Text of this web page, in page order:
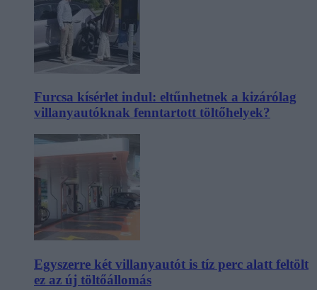
Furcsa kísérlet indul: eltűnhetnek a kizárólag
villanyautóknak fenntartott töltőhelyek?
Egyszerre két villanyautót is tíz perc alatt feltölt
ez az új töltőállomás